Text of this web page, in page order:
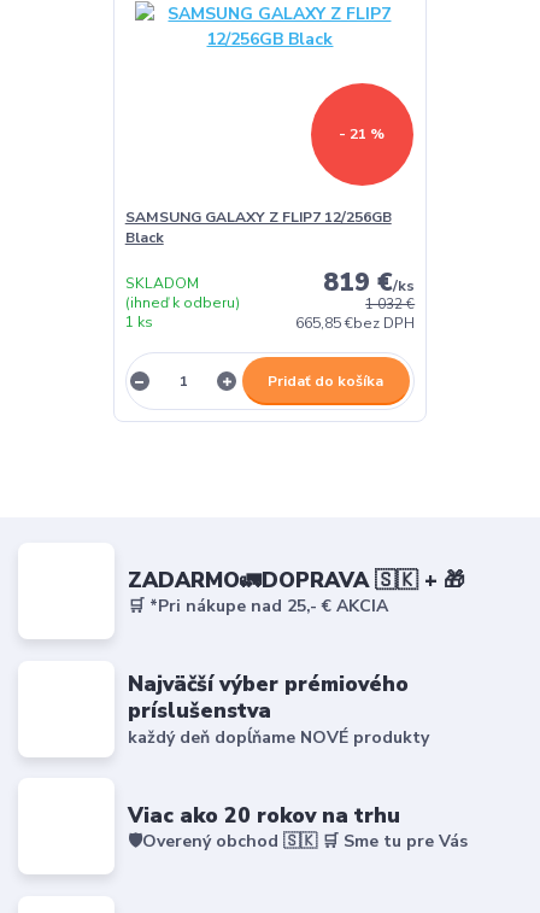
- 21 %
SAMSUNG GALAXY Z FLIP7 12/256GB
Black
1 032 €
819 €/ks
665,85 €bez DPH
SKLADOM
(ihneď k odberu)
1 ks
Pridať do košíka
ZADARMO🚛DOPRAVA 🇸🇰 + 🎁
🛒 *Pri nákupe nad 25,- € AKCIA
Najväčší výber prémiového
príslušenstva
každý deň dopĺňame NOVÉ produkty
Viac ako 20 rokov na trhu
🛡️Overený obchod 🇸🇰 🛒 Sme tu pre Vás